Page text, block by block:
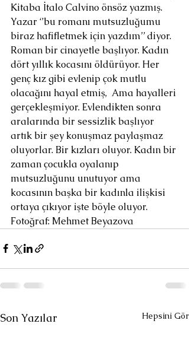
Kitaba İtalo Calvino önsöz yazmış.
Yazar ‘’bu romanı mutsuzluğumu
biraz hafifletmek için yazdım’’ diyor.
Roman bir cinayetle başlıyor. Kadın
dört yıllık kocasını öldürüyor. Her
genç kız gibi evlenip çok mutlu
olacağını hayal etmiş,  Ama hayalleri
gerçekleşmiyor. Evlendikten sonra
aralarında bir sessizlik başlıyor
artık bir şey konuşmaz paylaşmaz
oluyorlar. Bir kızları oluyor. Kadın bir
zaman çocukla oyalanıp
mutsuzluğunu unutuyor ama
kocasının başka bir kadınla ilişkisi
ortaya çıkıyor işte böyle oluyor.
Fotoğraf: Mehmet Beyazova
Son Yazılar Hepsini Gör